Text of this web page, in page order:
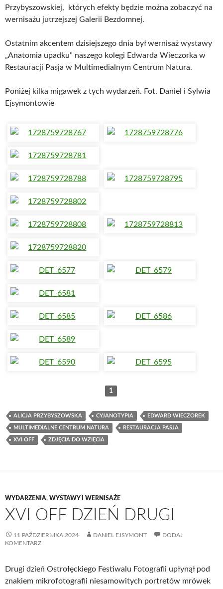
Przybyszowskiej, których efekty będzie można zobaczyć na
wernisażu jutrzejszej Galerii Bezdomnej.
Ostatnim akcentem dzisiejszego dnia był wernisaż wystawy
„Anatomia upadku” naszego kolegi Edwarda Wieczorka w
Restauracji Pasja w Multimedialnym Centrum Natura.
Poniżej kilka migawek z tych wydarzeń. Fot. Daniel i Sylwia
Ejsymontowie
1
ALICJA PRZYBYSZOWSKA CYJANOTYPIA EDWARD WIECZOREK
MULTIMEDIALNE CENTRUM NATURA RESTAURACJA PASJA
XVI OFF ZDJĘCIA DO WZIĘCIA
WYDARZENIA, WYSTAWY I WERNISAŻE
XVI OFF DZIEŃ DRUGI
11 PAŹDZIERNIKA 2024 DANIEL EJSYMONT
DODAJ
KOMENTARZ
Drugi dzień Ostrołęckiego Festiwalu Fotografii upłynął pod
znakiem mikrofotografii niesamowitych portretów mrówek